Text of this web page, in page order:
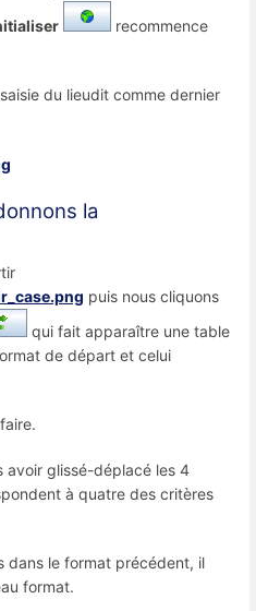
recommence
du lieudit comme dernier
la
puis nous cliquons
qui fait apparaître une table
de départ et celui
avoir glissé-déplacé les 4
à quatre des critères
dans le format précédent, il
format.